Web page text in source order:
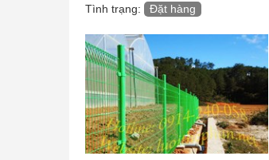
Tình trạng:
Đặt hàng